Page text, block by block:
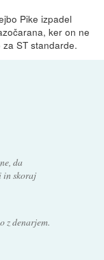
Pike izpadel
ker on ne
ST standarde.
da
in skoraj
z denarjem.